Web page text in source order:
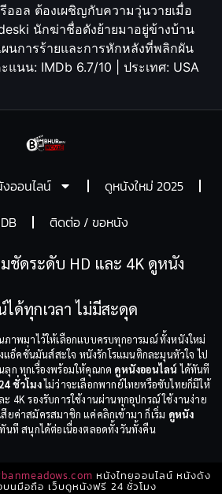
ออล ต้องเผชิญกับความวุ่นวายเมื่อ
นักฆ่าชื่อดังย้ายมาอยู่ข้างบ้าน
นการร้ายและการหักหลังที่พลิกผัน
แนน: IMDb 6.7/10 | ประเทศ: USA
ออนไลน์
ดูหนังใหม่ 2025
ติดต่อ / ขอหนัง
ชัดระดับ HD และ 4K ดูหนัง
ได้ทุกเวลา ไม่มีสะดุด
ภาพมาไว้ให้เลือกแบบครบทุกอารมณ์ ทั้งหนังใหม่
อ็คชั่นมันส์สะใจ หนังรักโรแมนติกละมุนหัวใจ ไป
ก ทุกเรื่องพร้อมให้คุณกด ดูหนังออนไลน์ ได้ทันที
ชั่วโมงไม่ว่าจะเลือกพากย์ไทยหรือซับไทยก็มีให้
4K รองรับการใช้งานผ่านทุกอุปกรณ์ ใช้งานง่าย
ยค่าสมัครสมาชิก แค่คลิกเข้ามา ก็เริ่ม ดูหนัง
นที สนุกได้ต่อเนื่องตลอดทั้งวันทั้งคืน
หนังไทยออนไลน์ หนังดัง
นมือถือ เว็บดูหนังฟรี 24 ชั่วโมง